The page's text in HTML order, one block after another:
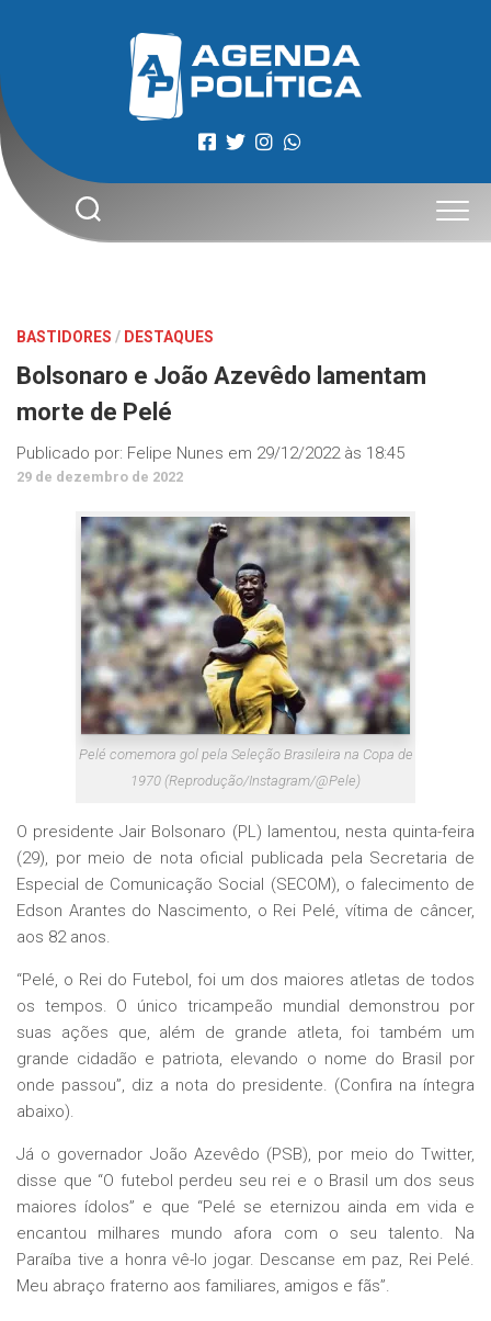
BASTIDORES / DESTAQUES
Bolsonaro e João Azevêdo lamentam
morte de Pelé
Publicado por: Felipe Nunes em 29/12/2022 às 18:45
29 de dezembro de 2022
Pelé comemora gol pela Seleção Brasileira na Copa de
1970 (Reprodução/Instagram/@Pele)
O presidente Jair Bolsonaro (PL) lamentou, nesta quinta-feira
(29), por meio de nota oficial publicada pela Secretaria de
Especial de Comunicação Social (SECOM), o falecimento de
Edson Arantes do Nascimento, o Rei Pelé, vítima de câncer,
aos 82 anos.
“Pelé, o Rei do Futebol, foi um dos maiores atletas de todos
os tempos. O único tricampeão mundial demonstrou por
suas ações que, além de grande atleta, foi também um
grande cidadão e patriota, elevando o nome do Brasil por
onde passou”, diz a nota do presidente. (Confira na íntegra
abaixo).
Já o governador João Azevêdo (PSB), por meio do Twitter,
disse que “O futebol perdeu seu rei e o Brasil um dos seus
maiores ídolos” e que “Pelé se eternizou ainda em vida e
encantou milhares mundo afora com o seu talento. Na
Paraíba tive a honra vê-lo jogar. Descanse em paz, Rei Pelé.
Meu abraço fraterno aos familiares, amigos e fãs”.